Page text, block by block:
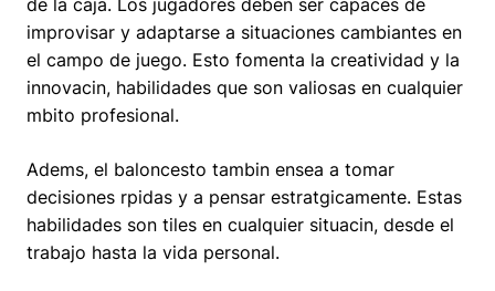
de la caja. Los jugadores deben ser capaces de
improvisar y adaptarse a situaciones cambiantes en
el campo de juego. Esto fomenta la creatividad y la
innovacin, habilidades que son valiosas en cualquier
mbito profesional.
Adems, el baloncesto tambin ensea a tomar
decisiones rpidas y a pensar estratgicamente. Estas
habilidades son tiles en cualquier situacin, desde el
trabajo hasta la vida personal.